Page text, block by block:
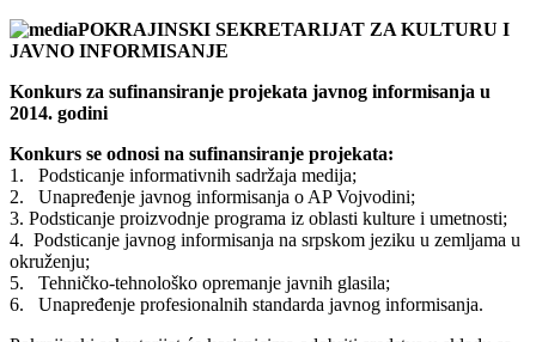
POKRAJINSKI SEKRETARIJAT ZA KULTURU I
JAVNO INFORMISANJE
Konkurs za sufinansiranje projekata javnog informisanja u
2014. godini
Konkurs se odnosi na sufinansiranje projekata:
1. Podsticanje informativnih sadržaja medija;
2. Unapređenje javnog informisanja o AP Vojvodini;
3. Podsticanje proizvodnje programa iz oblasti kulture i umetnosti;
4. Podsticanje javnog informisanja na srpskom jeziku u zemljama u
okruženju;
5. Tehničko-tehnološko opremanje javnih glasila;
6. Unapređenje profesionalnih standarda javnog informisanja.